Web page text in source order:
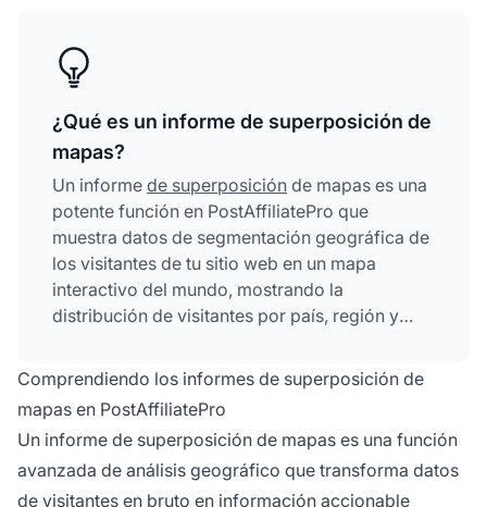
¿Qué es un informe de superposición de
mapas?
Un informe de superposición de mapas es una
potente función en PostAffiliatePro que
muestra datos de segmentación geográfica de
los visitantes de tu sitio web en un mapa
interactivo del mundo, mostrando la
distribución de visitantes por país, región y
global de tu audiencia y optimizar estrategias
de marketing regional.
Comprendiendo los informes de superposición de
mapas en PostAffiliatePro
Un informe de superposición de mapas es una función
avanzada de análisis geográfico que transforma datos
de visitantes en bruto en información accionable